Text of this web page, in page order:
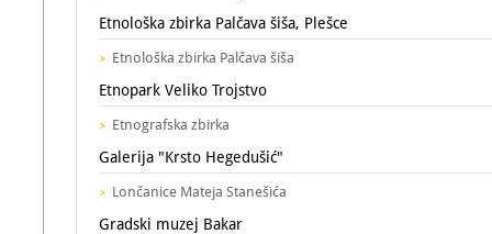
Etnološka zbirka Palčava šiša, Plešce
Etnološka zbirka Palčava šiša
Etnopark Veliko Trojstvo
Etnografska zbirka
Galerija "Krsto Hegedušić"
Lončanice Mateja Stanešića
Gradski muzej Bakar